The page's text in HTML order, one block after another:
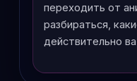
переходить от
разбираться,
действительно